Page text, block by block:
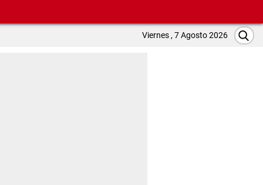
Viernes , 7 Agosto 2026